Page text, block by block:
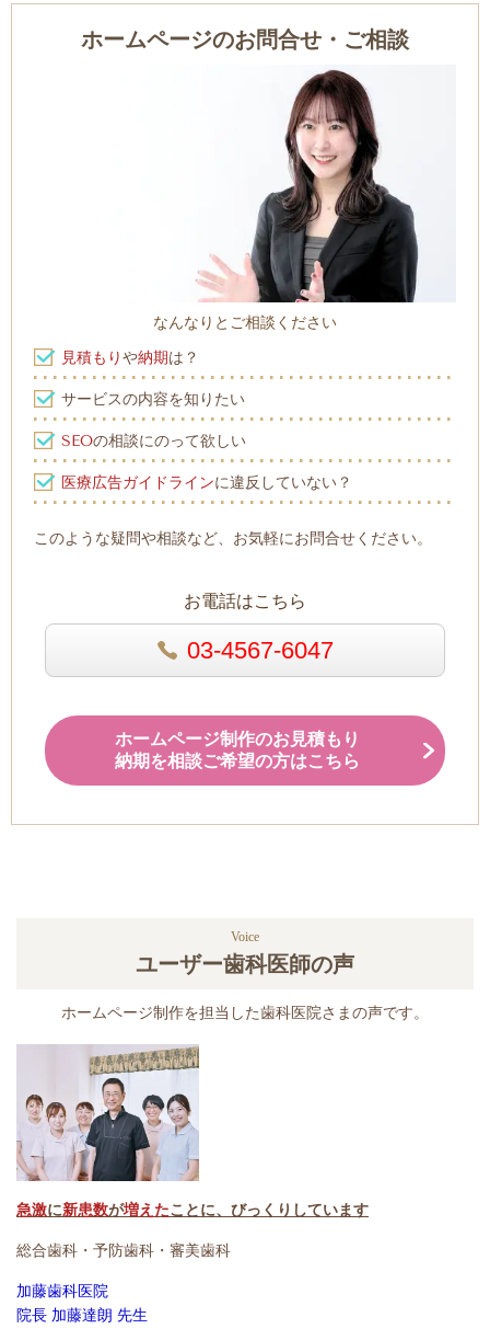
ホームページのお問合せ・ご相談
なんなりとご相談ください
見積もりや納期は？
サービスの内容を知りたい
SEOの相談にのって欲しい
医療広告ガイドラインに違反していない？
このような疑問や相談など、お気軽にお問合せください。
お電話はこちら
03-4567-6047
ホームページ制作のお見積もり
納期を相談ご希望の方はこちら
Voice
ユーザー歯科医師の声
ホームページ制作を担当した歯科医院さまの声です。
急激に新患数が増えたことに、びっくりしています
総合歯科・予防歯科・審美歯科
加藤歯科医院
院長 加藤達朗 先生